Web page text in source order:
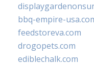
bbq-empire-
feedstoreva.com
drogopets.com
ediblechalk.com